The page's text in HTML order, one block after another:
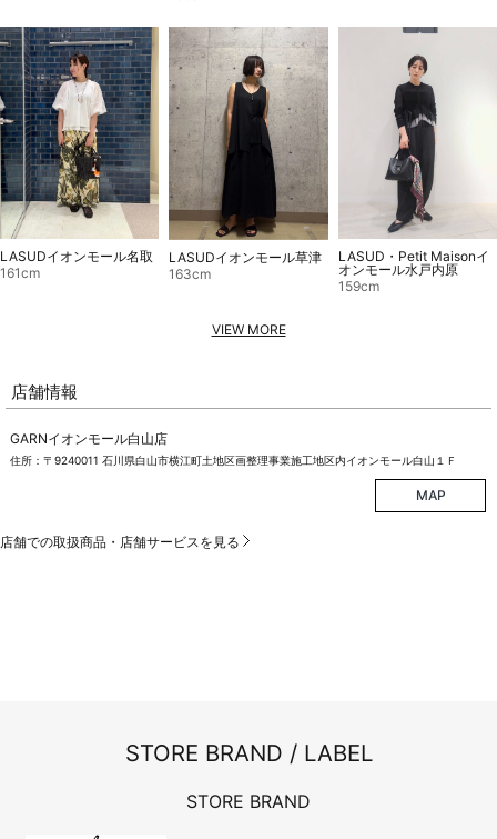
LASUDイオンモール名取
161cm
LASUDイオンモール草津
163cm
LASUD・Petit Maisonイ
オンモール水戸内原
159cm
VIEW MORE
店舗情報
GARNイオンモール白山店
住所：〒9240011 石川県白山市横江町土地区画整理事業施工地区内イオンモール白山１Ｆ
MAP
店舗での取扱商品・店舗サービスを見る
STORE BRAND / LABEL
STORE BRAND